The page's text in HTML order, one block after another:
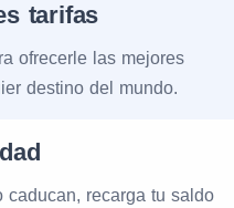
tarifas
ofrecerle las mejores
destino del mundo.
caducan, recarga tu saldo